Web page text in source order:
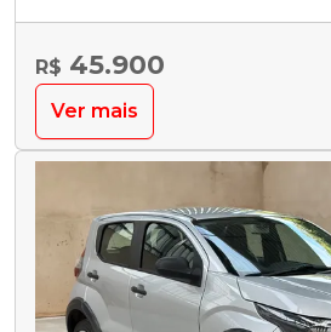
R$ 45.900
Ver mais